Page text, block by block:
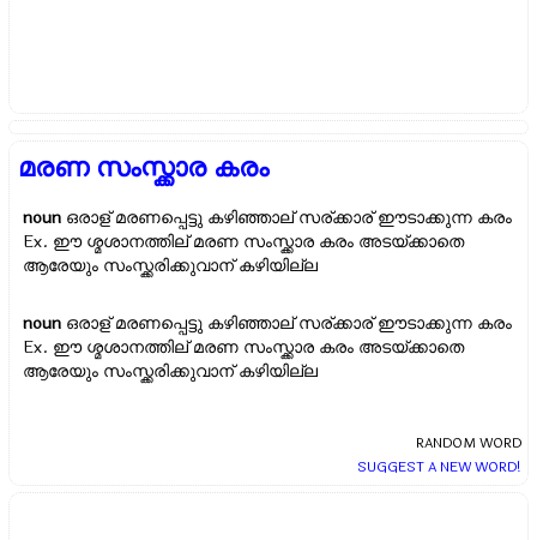
മരണ സംസ്ക്കാര കരം
noun ഒരാള് മരണപ്പെട്ടു കഴിഞ്ഞാല് സര്ക്കാര് ഈടാക്കുന്ന കരം
Ex. ഈ ശ്മശാനത്തില് മരണ സംസ്ക്കാര കരം അടയ്ക്കാതെ
ആരേയും സംസ്ക്കരിക്കുവാന് കഴിയില്ല
noun ഒരാള് മരണപ്പെട്ടു കഴിഞ്ഞാല് സര്ക്കാര് ഈടാക്കുന്ന കരം
Ex. ഈ ശ്മശാനത്തില് മരണ സംസ്ക്കാര കരം അടയ്ക്കാതെ
ആരേയും സംസ്ക്കരിക്കുവാന് കഴിയില്ല
RANDOM WORD
SUGGEST A NEW WORD!